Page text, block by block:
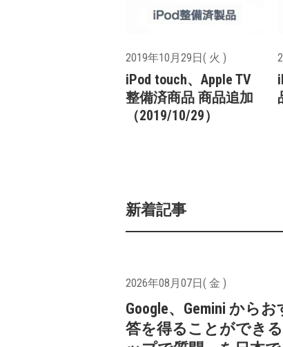
2019年10月29日( 火 )
iPod touch、Apple TV
整備済商品 商品追加
（2019/10/29）
新着記事
2026年08月07日( 金 )
Google、Gemini から
答を得ることができる